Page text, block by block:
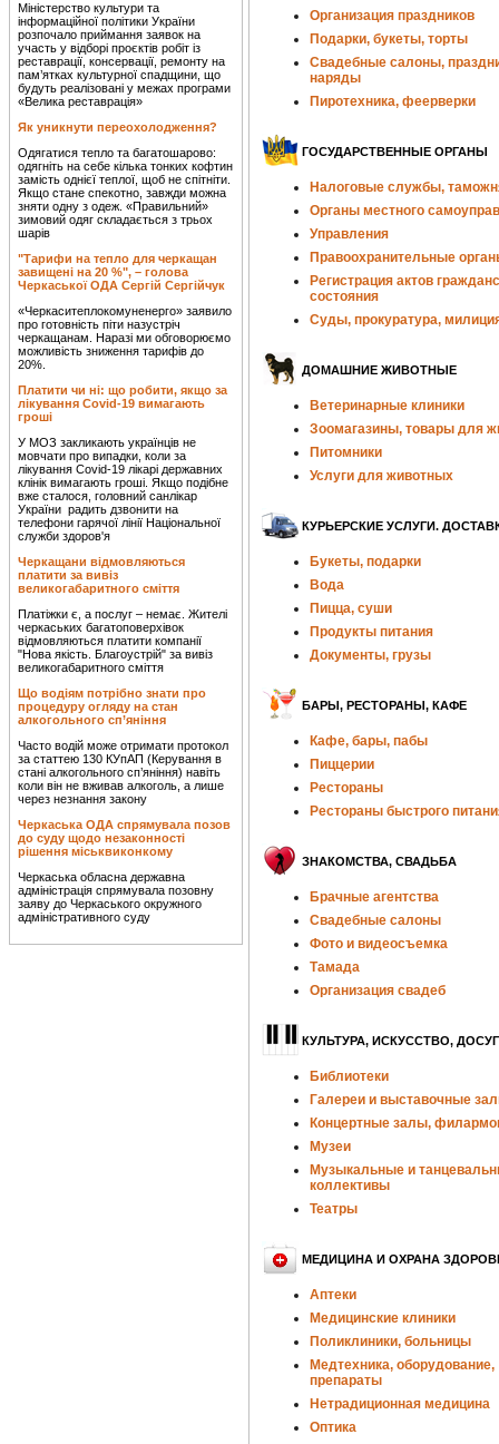
Міністерство культури та
інформаційної політики України
розпочало приймання заявок на
участь у відборі проєктів робіт із
реставрації, консервації, ремонту на
пам’ятках культурної спадщини, що
будуть реалізовані у межах програми
«Велика реставрація»
Як уникнути переохолодження?
Одягатися тепло та багатошарово:
одягніть на себе кілька тонких кофтин
замість однієї теплої, щоб не спітніти.
Якщо стане спекотно, завжди можна
зняти одну з одеж. «Правильний»
зимовий одяг складається з трьох
шарів
"Тарифи на тепло для черкащан
завищені на 20 %", – голова
Черкаської ОДА Сергій Сергійчук
«Черкаситеплокомуненерго» заявило
про готовність піти назустріч
черкащанам. Наразі ми обговорюємо
можливість зниження тарифів до
20%.
Платити чи ні: що робити, якщо за
лікування Covid-19 вимагають
гроші
У МОЗ закликають українців не
мовчати про випадки, коли за
лікування Covid-19 лікарі державних
клінік вимагають гроші. Якщо подібне
вже сталося, головний санлікар
України радить дзвонити на
телефони гарячої лінії Національної
служби здоров'я
Черкащани відмовляються
платити за вивіз
великогабаритного сміття
Платіжки є, а послуг – немає. Жителі
черкаських багатоповерхівок
відмовляються платити компанії
"Нова якість. Благоустрій" за вивіз
великогабаритного сміття
Що водіям потрібно знати про
процедуру огляду на стан
алкогольного сп’яніння
Часто водій може отримати протокол
за статтею 130 КУпАП (Керування в
стані алкогольного сп’яніння) навіть
коли він не вживав алкоголь, а лише
через незнання закону
Черкаська ОДА спрямувала позов
до суду щодо незаконності
рішення міськвиконкому
Черкаська обласна державна
адміністрація спрямувала позовну
заяву до Черкаського окружного
адміністративного суду
Организация праздников
Подарки, букеты, торты
Свадебные салоны,
наряды
Пиротехника, феерверки
ГОСУДАРСТВЕННЫЕ ОРГАНЫ
Налоговые службы,
Органы местного
Управления
Правоохранительные
Регистрация актов
состояния
Суды, прокуратура,
ДОМАШНИЕ ЖИВОТНЫЕ
Ветеринарные клиники
Зоомагазины, товары для
Питомники
Услуги для животных
КУРЬЕРСКИЕ УСЛУГИ.
Букеты, подарки
Вода
Пицца, суши
Продукты питания
Документы, грузы
БАРЫ, РЕСТОРАНЫ, КАФЕ
Кафе, бары, пабы
Пиццерии
Рестораны
Рестораны быстрого
ЗНАКОМСТВА, СВАДЬБА
Брачные агентства
Свадебные салоны
Фото и видеосъемка
Тамада
Организация свадеб
КУЛЬТУРА, ИСКУССТВО, ДОСУГ
Библиотеки
Галереи и выставочные
Концертные залы,
Музеи
Музыкальные и
коллективы
Театры
МЕДИЦИНА И ОХРАНА
Аптеки
Медицинские клиники
Поликлиники, больницы
Медтехника, оборудование,
препараты
Нетрадиционная медицина
Оптика